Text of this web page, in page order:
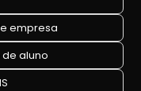
empresa
aluno